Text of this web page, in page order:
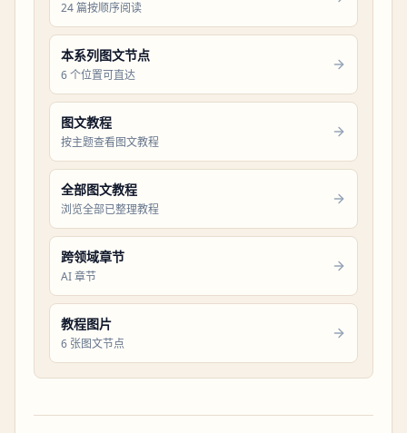
24 篇按顺序阅读
本系列图文节点
6 个位置可直达
图文教程
按主题查看图文教程
全部图文教程
浏览全部已整理教程
跨领域章节
AI 章节
教程图片
6 张图文节点